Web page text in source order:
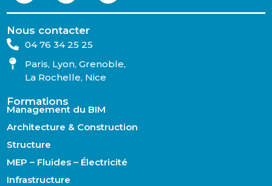
Nous contacter
04 76 34 25 25
Paris, Lyon, Grenoble,
La Rochelle, Nice
Formations
Management du BIM
Architecture & Construction
Structure
MEP – Fluides – Électricité
Infrastructure